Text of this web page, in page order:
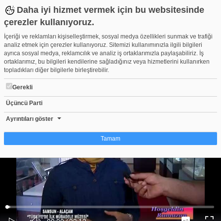
Daha iyi hizmet vermek için bu websitesinde
çerezler kullanıyoruz.
İçeriği ve reklamları kişiselleştirmek, sosyal medya özellikleri sunmak ve trafiği
analiz etmek için çerezler kullanıyoruz. Sitemizi kullanımınızla ilgili bilgileri
ayrıca sosyal medya, reklamcılık ve analiz iş ortaklarımızla paylaşabiliriz. İş
ortaklarımız, bu bilgileri kendilerine sağladığınız veya hizmetlerini kullanırken
topladıkları diğer bilgilerle birleştirebilir.
Gerekli
Üçüncü Parti
Ayrıntıları göster
Tamam
Çerez nedir?
Çerezler, web-sitelerinin, kullanıcıların deneyimlerini daha verimli hale getirmek
amacıyla kullandığı küçük metin dosyalarıdır. Yasalara göre, bu sitenin
işletilmesi için kesinlikle gerekli olan çerezleri cihazınıza yerleştirebiliyoruz.
Diğer çerez türleri için sizden izin almamız gerekiyor. Bu site farklı çerez türleri
kullanmaktadır. Bazı çerezler, sayfalarımızda yer alan üçüncü şahıs hizmetleri
tarafından yerleştirilir. İzniniz şu alanlar için geçerlidir: web.tv
Ses
Yüklendi:
Yükleniyor:
ALAÇAM DİYAR DİYAR ATİLLA ÖZER MÜBADELE MÜZESI